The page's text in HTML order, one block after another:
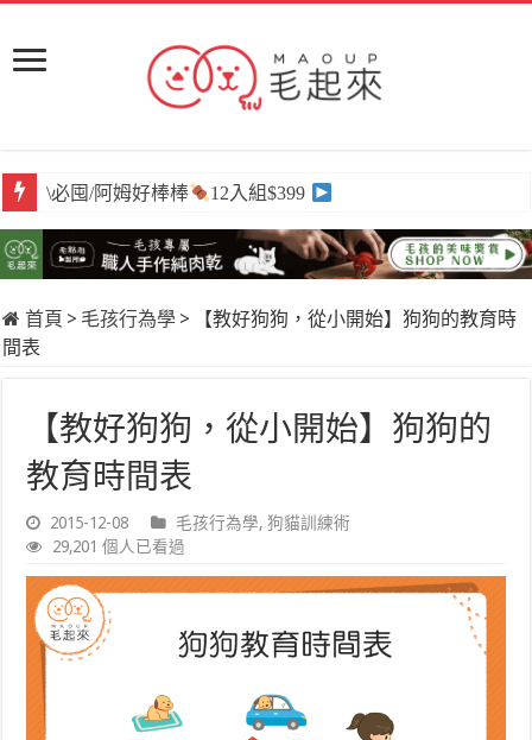
\必囤/阿姆好棒棒 12入組$399
首頁 > 毛孩行為學 >
【教好狗狗，從小開始】狗狗的教育時
間表
【教好狗狗，從小開始】狗狗的
教育時間表
2015-12-08 毛孩行為學,狗貓訓練術
29,201 個人已看過